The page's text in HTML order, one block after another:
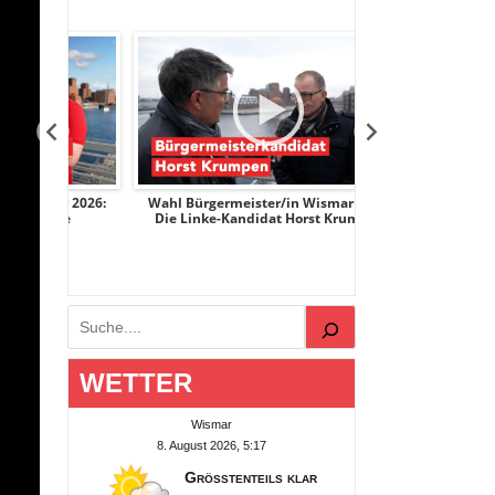
Wahl Bürgermeister/in Wismar 2026:
Die Linke-Kandidat Horst Krumpen
Suchen
WETTER
Wismar
8. August 2026, 5:17
Größtenteils klar